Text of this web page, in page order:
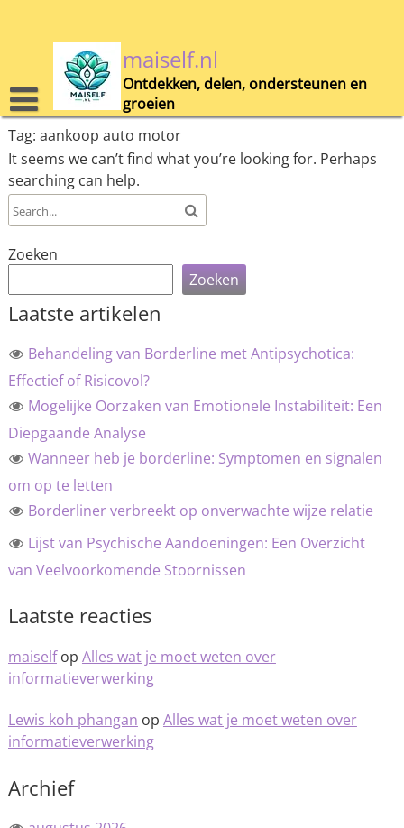
maiself.nl
Ontdekken, delen, ondersteunen en
groeien
Tag: aankoop auto motor
It seems we can’t find what you’re looking for. Perhaps
searching can help.
Zoeken
Zoeken
Laatste artikelen
Behandeling van Borderline met Antipsychotica:
Effectief of Risicovol?
Mogelijke Oorzaken van Emotionele Instabiliteit: Een
Diepgaande Analyse
Wanneer heb je borderline: Symptomen en signalen
om op te letten
Borderliner verbreekt op onverwachte wijze relatie
Lijst van Psychische Aandoeningen: Een Overzicht
van Veelvoorkomende Stoornissen
Laatste reacties
maiselfop Alles wat je moet weten over
informatieverwerking
Lewis koh phangan op Alles wat je moet weten over
informatieverwerking
Archief